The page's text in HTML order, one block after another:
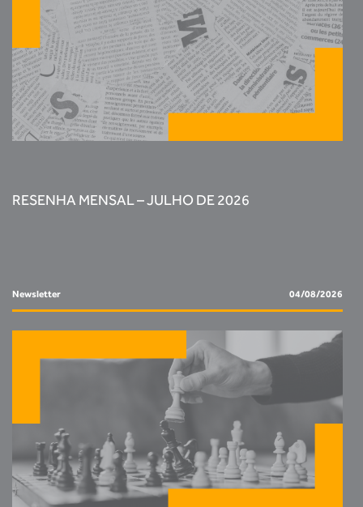
RESENHA MENSAL – JULHO DE 2026
Newsletter 04/08/2026